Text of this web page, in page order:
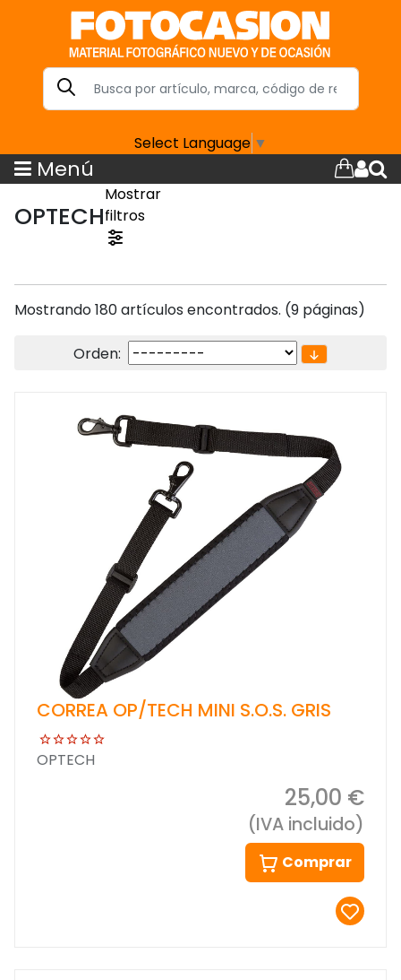
Select Language ▼
Menú
OPTECH
Mostrar
filtros
Mostrando 180 artículos encontrados. (9 páginas)
Orden:
CORREA OP/TECH MINI S.O.S. GRIS
OPTECH
25,00 €
(IVA incluido)
Comprar